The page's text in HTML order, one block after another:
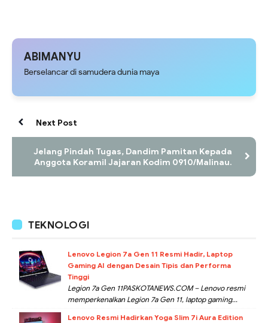
ABIMANYU
Berselancar di samudera dunia maya
Next Post
Jelang Pindah Tugas, Dandim Pamitan Kepada
Anggota Koramil Jajaran Kodim 0910/Malinau.
TEKNOLOGI
Lenovo Legion 7a Gen 11 Resmi Hadir, Laptop
Gaming AI dengan Desain Tipis dan Performa
Tinggi
Legion 7a Gen 11PASKOTANEWS.COM – Lenovo resmi
memperkenalkan Legion 7a Gen 11, laptop gaming...
Lenovo Resmi Hadirkan Yoga Slim 7i Aura Edition